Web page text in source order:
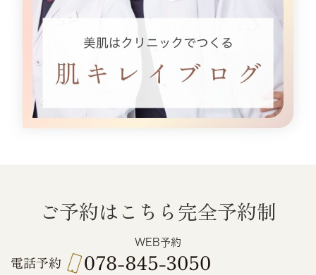
ご予約はこちら 完全予約制
WEB予約